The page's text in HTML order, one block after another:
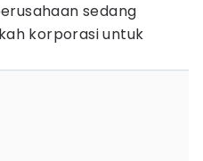
sedang
korporasi untuk